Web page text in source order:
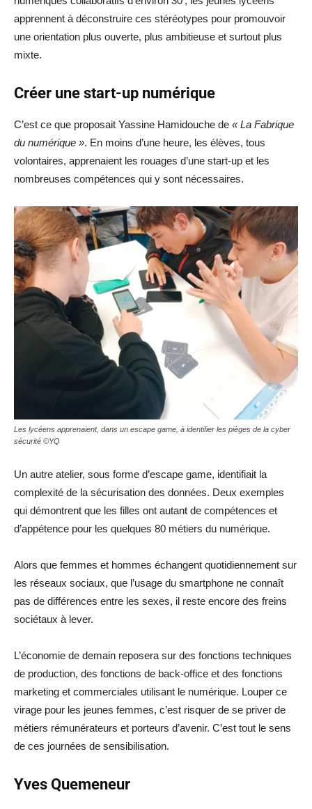
apprennent à déconstruire ces stéréotypes pour promouvoir
une orientation plus ouverte, plus ambitieuse et surtout plus
mixte.
Créer une start-up numérique
C’est ce que proposait Yassine Hamidouche de « La Fabrique
du numérique ». En moins d’une heure, les élèves, tous
volontaires, apprenaient les rouages d’une start-up et les
nombreuses compétences qui y sont nécessaires.
Les lycéens apprenaient, dans un escape game, à identifier les pièges de la cyber
sécurité ©YQ
Un autre atelier, sous forme d’escape game, identifiait la
complexité de la sécurisation des données. Deux exemples
qui démontrent que les filles ont autant de compétences et
d’appétence pour les quelques 80 métiers du numérique.
Alors que femmes et hommes échangent quotidiennement sur
les réseaux sociaux, que l’usage du smartphone ne connaît
pas de différences entre les sexes, il reste encore des freins
sociétaux à lever.
L’économie de demain reposera sur des fonctions techniques
de production, des fonctions de back-office et des fonctions
marketing et commerciales utilisant le numérique. Louper ce
virage pour les jeunes femmes, c’est risquer de se priver de
métiers rémunérateurs et porteurs d’avenir. C’est tout le sens
de ces journées de sensibilisation.
Yves Quemeneur